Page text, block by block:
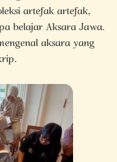
artefak artefak,
belajar Aksara Jawa.
aksara yang